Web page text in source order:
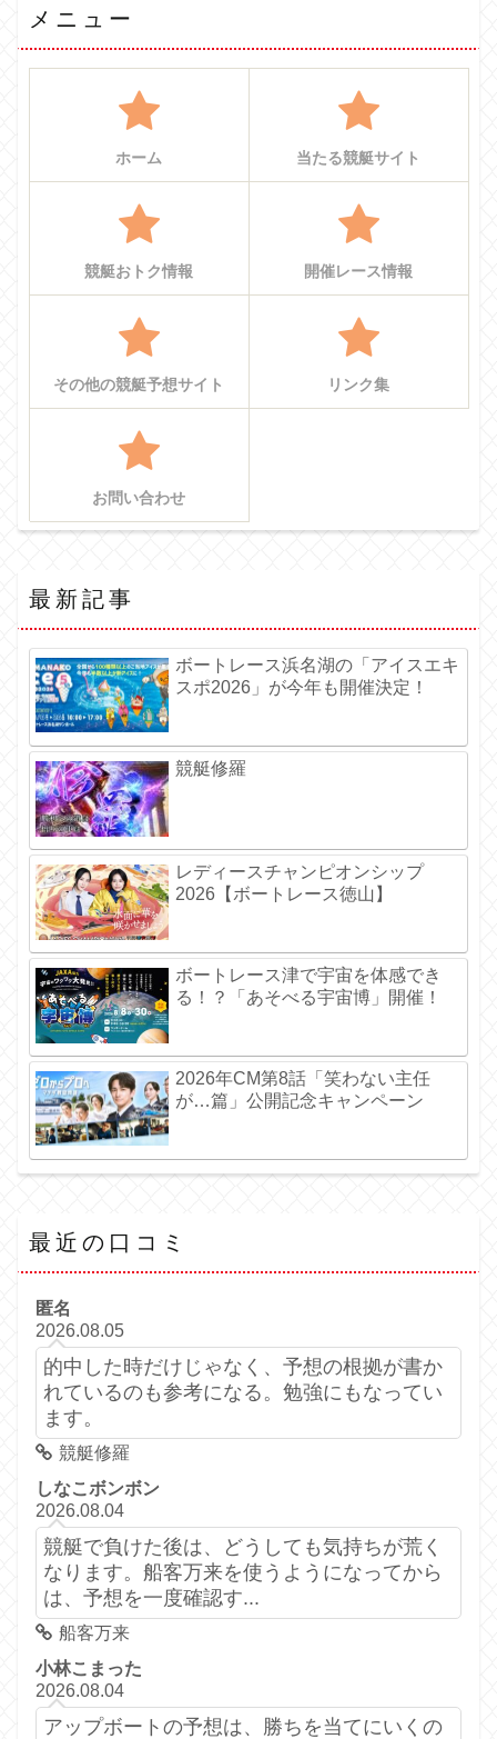
メニュー
ホーム 当たる競艇サイト
競艇おトク情報 開催レース情報
その他の競艇予想サイト リンク集
お問い合わせ
最新記事
ボートレース浜名湖の「アイスエキ
スポ2026」が今年も開催決定！
競艇修羅
レディースチャンピオンシップ
2026【ボートレース徳山】
ボートレース津で宇宙を体感でき
る！？「あそべる宇宙博」開催！
2026年CM第8話「笑わない主任
が…篇」公開記念キャンペーン
最近の口コミ
匿名
2026.08.05
的中した時だけじゃなく、予想の根拠が書か
れているのも参考になる。勉強にもなってい
ます。
競艇修羅
しなこボンボン
2026.08.04
競艇で負けた後は、どうしても気持ちが荒く
なります。船客万来を使うようになってから
は、予想を一度確認す...
船客万来
小林こまった
2026.08.04
アップボートの予想は、勝ちを当てにいくの